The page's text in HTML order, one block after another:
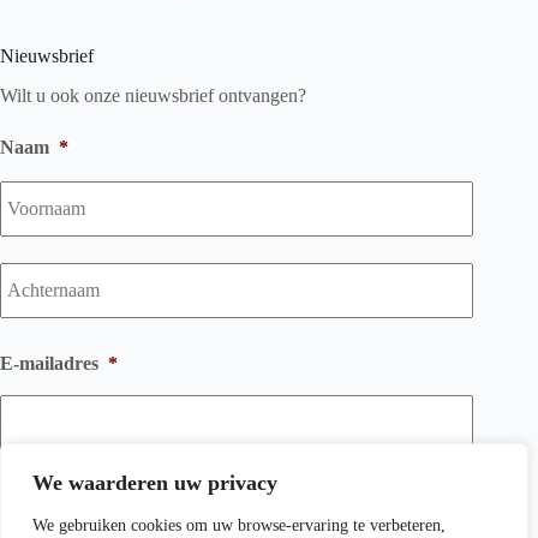
We waarderen uw privacy
We gebruiken cookies om uw browse-ervaring te verbeteren,
Nieuwsbrief
Wilt u ook onze nieuwsbrief ontvangen?
Naam *
E-mailadres *